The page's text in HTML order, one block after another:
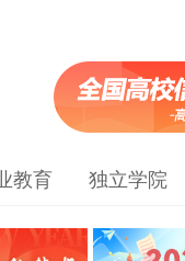
教育 独立学院